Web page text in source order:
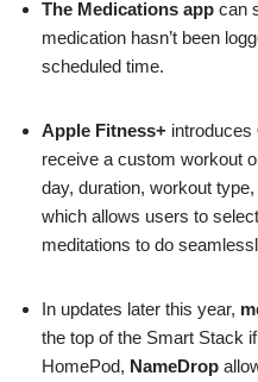
The Medications app can
medication hasn’t been
scheduled time.
Apple Fitness+ introduces
receive a custom workout
day, duration, workout
which allows users to
meditations to do
In updates later this year,
the top of the Smart Stack
HomePod, NameDrop